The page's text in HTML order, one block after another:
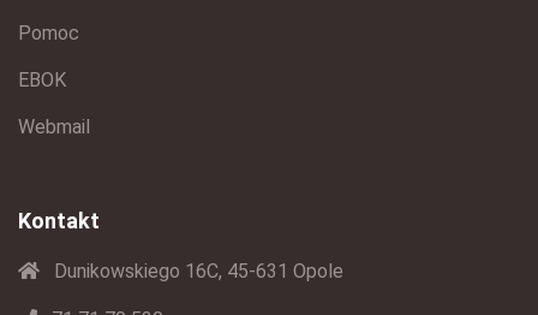
Pomoc
EBOK
Webmail
Kontakt
Dunikowskiego 16C, 45-631 Opole